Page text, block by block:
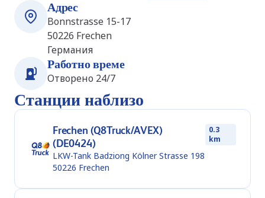
Адрес
Bonnstrasse 15-17
50226 Frechen
Германия
Работно време
Отворено 24/7
Станции наблизо
Frechen (Q8Truck/AVEX)
(DE0424)
0.3
km
LKW-Tank Badziong Kölner Strasse 198
50226 Frechen